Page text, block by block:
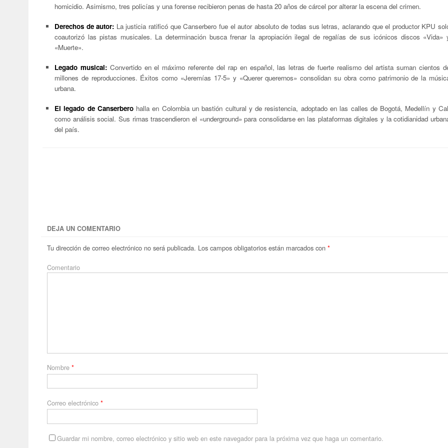
homicidio. Asimismo, tres policías y una forense recibieron penas de hasta 20 años de cárcel por alterar la escena del crimen.
Derechos de autor: La justicia ratificó que Canserbero fue el autor absoluto de todas sus letras, aclarando que el productor KPU
coautorizó las pistas musicales. La determinación busca frenar la apropiación ilegal de regalías de sus icónicos discos «Vida»
«Muerte».
Legado musical: Convertido en el máximo referente del rap en español, las letras de fuerte realismo del artista suman cientos
millones de reproducciones. Éxitos como «Jeremías 17-5» y «Querer querernos» consolidan su obra como patrimonio de la
urbana.
El legado de Canserbero halla en Colombia un bastión cultural y de resistencia, adoptado en las calles de Bogotá, Medellín y
como análisis social. Sus rimas trascendieron el «underground» para consolidarse en las plataformas digitales y la cotidianidad
del país.
DEJA UN COMENTARIO
Tu dirección de correo electrónico no será publicada. Los campos obligatorios están marcados con*
Comentario
Nombre*
Correo electrónico*
Guardar mi nombre, correo electrónico y sitio web en este navegador para la próxima vez que haga un comentario.